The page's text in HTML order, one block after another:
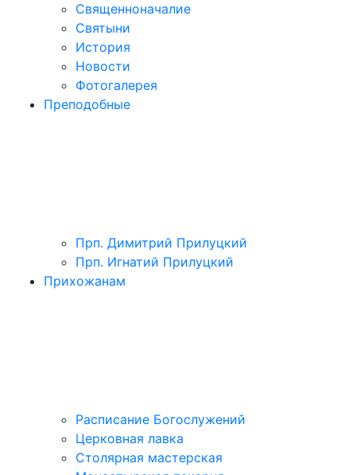
Священноначалие
Святыни
История
Новости
Фотогалерея
Преподобные
Прп. Димитрий Прилуцкий
Прп. Игнатий Прилуцкий
Прихожанам
Расписание Богослужений
Церковная лавка
Столярная мастерская